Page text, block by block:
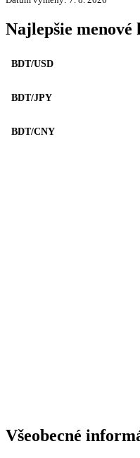
Najlepšie
BDT/USD
BDT/JPY
BDT/CNY
Všeobecné